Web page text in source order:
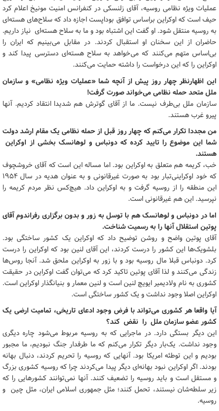
عملیات ویژه نظامی روسیه، آقای زلنسکی در کنفرانس امنیت مونیخ اعلام کرد
حیف است که اوکراین براساس توافق بوداپست اجازه داد که سلاح‌های هسته‌ای
به روسیه منتقل شود. او گفت این اشتباه بود و ما به سلاح هسته‌ای نیاز داریم.
حاضران از این سخنان او استقبال کردند. در مقابل می‌بینیم که ایران را
بی‌اساس متهم می‌کنند که می‌خواهد به سلاح هسته‌ای دسترسی پیدا کند و
اوکراین را که این درخواست را داشته حمایت می‌کنند.
این اظهارنظر چهار روز پیش از آنچه شما «عملیات ویژه نظامی» و سازمان
ملل متحد حمله نظامی می‌خواند صورت گرفت!
سازمان ملل بی‌طرف نیست. ما از آقای گوترش هم شدیدا انتقاد کردیم. آنها
پیرو غرب هستند.
من مجددا تکرار می‌کنم که چهار روز قبل از حمله نظامی یک مقام ارشد دولت
شما این موضوع را تایید کرده که دونباس و لوهانسک بخشی از اوکراین
هستند.
خب، کریمه هم متعلق به اوکراین بود. اما مساله این است که آقای خروشچوف
که خود اوکراینی‌تبار بود به صورت غیرقانونی و به عنوان هدیه در سال 1954
این منطقه را از روسیه گرفت و به اوکراین داد. هیچ‌کس نظر مردم کریمه را
نپرسید. این هم غیرقانونی است.
اما در دونباس و لوهانسک هم با توسل به زور و بدون برگزاری رفراندوم آقای
پوتین استقلال آنها را به رسمیت شناخت.
آقای پوتین واضح و روشن توضیح داد که اوکراین یک کشور ساختگی بود.
بلشویک‌ها این کشور را درست کردند، این آقای لنین بود که اوکراین را درست
کرد. دونباس قبلا مال روسیه بود و با زور به اوکراین ملحق شد. آنجا روس‌ها
زندگی می‌کنند و لذا آقای پوتین تاکید کرد که می‌توان گفت اوکراین در حقیقت
کشوری به نام ولادیمیر ایویچ لنین است و لنین معمار و بنیانگذار اوکراین است.
اوکراین اصلا وجود نداشت و یک کشور ساختگی است.
آیا واقعا هر کشوری می‌تواند با فرض وجود ادعای تاریخی، تمامیت ارضی یک
کشور عضو سازمان ملل را نقض کند؟
این دیگر بستگی دارد. در ماجرایی که به روسیه مربوط می‌شود چاره دیگری
وجود نداشت. یک‌بار دیگر تکرار می‌کنم که ما طرفدار جنگ نبودیم، ما مجبور
بودیم و این توطئه امریکا بود. آنهایی که روسیه را تحریم کردند، دنبال بهانه
بودند. اگر اوکراین نبود بهانه‌ای دیگر پیدا می‌کردند چرا که روسیه کشوری بزرگ
و مستقل است و باید روسیه را تضعیف کنند. آنها نمی‌توانند کشورهایی را که
زیر سلطه‌شان نیستند، تحمل کنند؛ مثل جمهوری اسلامی ایران، مثل چین و
روسیه.